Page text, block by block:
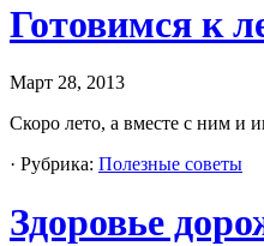
Готовимся к
Март 28, 2013
Скоро лето, а вместе с ним и
· Рубрика: Полезные советы
Здоровье